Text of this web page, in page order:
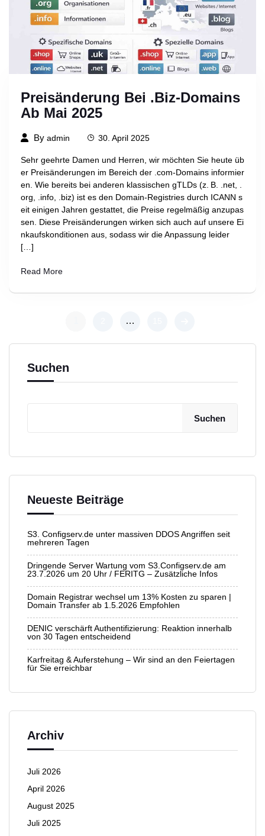
Preisänderung Bei .biz-Domains
Ab Mai 2025
By admin 30. April 2025
Sehr geehrte Damen und Herren, wir möchten Sie heute üb
er Preisänderungen im Bereich der .com-Domains informier
en. Wie bereits bei anderen klassischen gTLDs (z. B. .net, .
org, .info, .biz) ist es den Domain-Registries durch ICANN s
eit einigen Jahren gestattet, die Preise regelmäßig anzupas
sen. Diese Preisänderungen wirken sich auch auf unsere Ei
nkaufskonditionen aus, sodass wir die Anpassung leider
[…]
Read More
…
Suchen
Suchen
Neueste Beiträge
S3. Configserv.de unter massiven DDOS Angriffen seit
mehreren Tagen
Dringende Server Wartung vom S3.Configserv.de am
23.7.2026 um 20 Uhr / FERITG – Zusätzliche Infos
Domain Registrar wechsel um 13% Kosten zu sparen |
Domain Transfer ab 1.5.2026 Empfohlen
DENIC verschärft Authentifizierung: Reaktion innerhalb
von 30 Tagen entscheidend
Karfreitag & Auferstehung – Wir sind an den Feiertagen
für Sie erreichbar
Archiv
Juli 2026
April 2026
August 2025
Juli 2025